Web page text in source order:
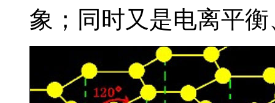
象；同时又是电离平